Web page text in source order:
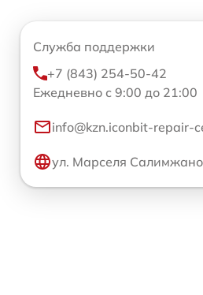
Служба поддержки
+7 (843) 254-50-42
Ежедневно с 9:00 до 21:00
info@kzn.iconbit-repair-
ул. Марселя